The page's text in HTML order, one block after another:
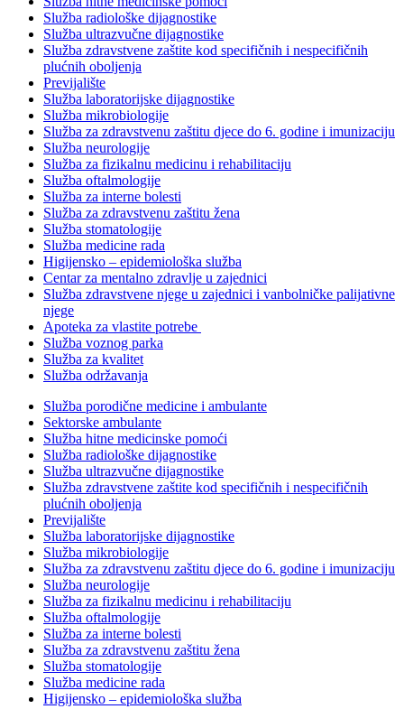
Služba radiološke dijagnostike
Služba ultrazvučne dijagnostike
Služba zdravstvene zaštite kod specifičnih i nespecifičnih
plućnih oboljenja
Previjalište
Služba laboratorijske dijagnostike
Služba mikrobiologije
Služba za zdravstvenu zaštitu djece do 6. godine i imunizaciju
Služba neurologije
Služba za fizikalnu medicinu i rehabilitaciju
Služba oftalmologije
Služba za interne bolesti
Služba za zdravstvenu zaštitu žena
Služba stomatologije
Služba medicine rada
Higijensko – epidemiološka služba
Centar za mentalno zdravlje u zajednici
Služba zdravstvene njege u zajednici i vanbolničke palijativne
njege
Apoteka za vlastite potrebe
Služba voznog parka
Služba za kvalitet
Služba održavanja
Služba porodične medicine i ambulante
Sektorske ambulante
Služba hitne medicinske pomoći
Služba radiološke dijagnostike
Služba ultrazvučne dijagnostike
Služba zdravstvene zaštite kod specifičnih i nespecifičnih
plućnih oboljenja
Previjalište
Služba laboratorijske dijagnostike
Služba mikrobiologije
Služba za zdravstvenu zaštitu djece do 6. godine i imunizaciju
Služba neurologije
Služba za fizikalnu medicinu i rehabilitaciju
Služba oftalmologije
Služba za interne bolesti
Služba za zdravstvenu zaštitu žena
Služba stomatologije
Služba medicine rada
Higijensko – epidemiološka služba